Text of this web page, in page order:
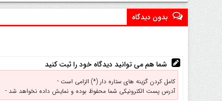
بدون دیدگاه
شما هم می توانید دیدگاه خود را ثبت کنید
کامل کردن گزینه های ستاره دار (*) الزامی است -
آدرس پست الکترونیکی شما محفوظ بوده و نمایش داده نخواهد شد -